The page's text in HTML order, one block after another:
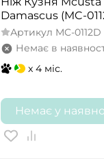
Damascus (MC-
Артикул MC-0112D
Немає в
x 4 міс.
Немає у